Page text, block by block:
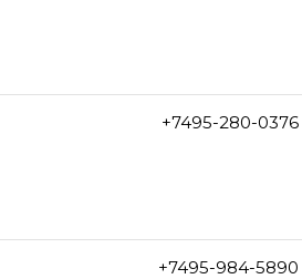
+7495-280-0376
+7495-984-5890